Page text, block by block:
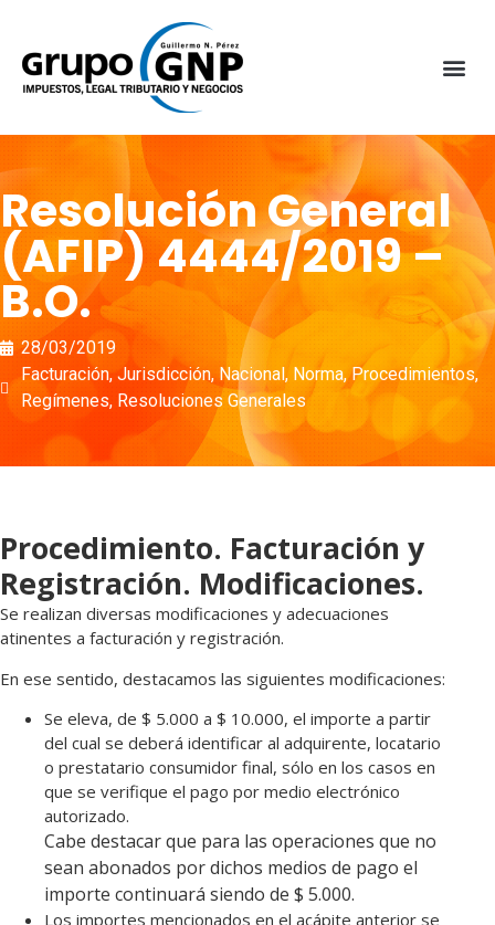
Resolución General
(AFIP) 4444/2019 –
B.O.
28/03/2019
Facturación,Jurisdicción,Nacional, Norma,Procedimientos,
Regímenes, Resoluciones Generales
Procedimiento. Facturación y
Registración. Modificaciones.
Se realizan diversas modificaciones y adecuaciones
atinentes a facturación y registración.
En ese sentido, destacamos las siguientes modificaciones:
Se eleva, de $ 5.000 a $ 10.000, el importe a partir
del cual se deberá identificar al adquirente, locatario
o prestatario consumidor final, sólo en los casos en
que se verifique el pago por medio electrónico
autorizado.
Cabe destacar que para las operaciones que no
sean abonados por dichos medios de pago el
importe continuará siendo de $ 5.000.
Los importes mencionados en el acápite anterior se